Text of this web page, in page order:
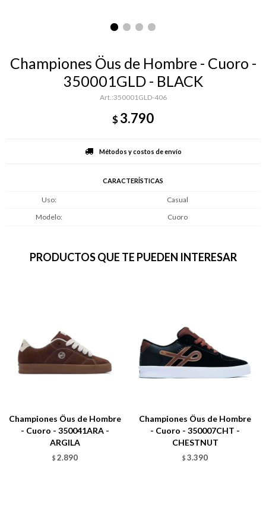
Championes Öus de Hombre - Cuoro -
350001GLD - BLACK
350001GLD-406
$3.790
Métodos y costos de envío
CARACTERÍSTICAS
Uso
Casual
Modelo
Cuoro
PRODUCTOS QUE TE PUEDEN INTERESAR
Championes Öus de Hombre
- Cuoro - 350041ARA -
ARGILA
$ 2.890
Championes Öus de Hombre
- Cuoro - 350007CHT -
CHESTNUT
$ 3.390